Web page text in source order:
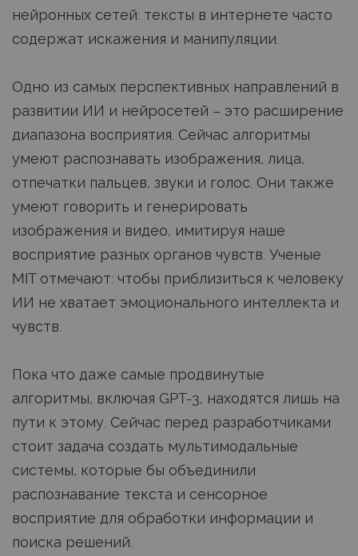
нейронных сетей: тексты в интернете часто
содержат искажения и манипуляции.
Одно из самых перспективных направлений в
развитии ИИ и нейросетей – это расширение
диапазона восприятия. Сейчас алгоритмы
умеют распознавать изображения, лица,
отпечатки пальцев, звуки и голос. Они также
умеют говорить и генерировать
изображения и видео, имитируя наше
восприятие разных органов чувств. Ученые
MIT отмечают: чтобы приблизиться к человеку
ИИ не хватает эмоционального интеллекта и
чувств.
Пока что даже самые продвинутые
алгоритмы, включая GPT-3, находятся лишь на
пути к этому. Сейчас перед разработчиками
стоит задача создать мультимодальные
системы, которые бы объединили
распознавание текста и сенсорное
восприятие для обработки информации и
поиска решений.